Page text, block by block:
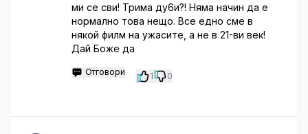
ми се сви! Трима ду6и?! Няма начин да е
нормално това нещо. Все едно сме в
някой филм на ужасите, а не в 21-ви век!
Дай Боже да
Отговори 1 0